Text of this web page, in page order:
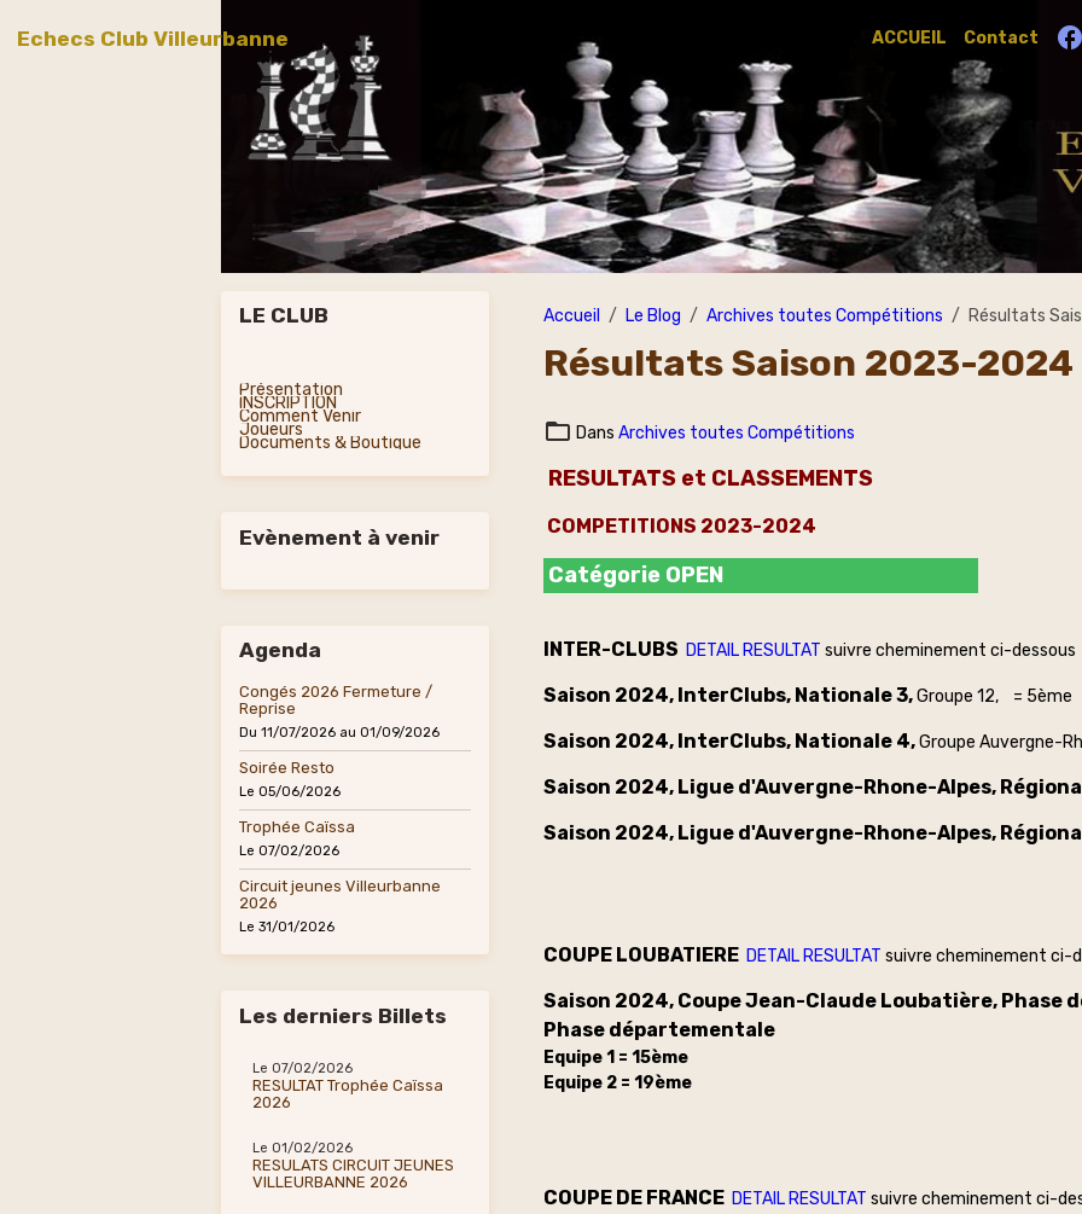
Echecs Club Villeurbanne ACCUEIL Contact
Accueil Le Blog Archives toutes Compétitions Résultats
Résultats Saison 2023-2024
Dans Archives toutes Compétitions
RESULTATS et CLASSEMENTS
COMPETITIONS 2023-2024
Catégorie OPEN
INTER-CLUBS DETAIL RESULTAT suivre cheminement ci-dessous
Saison 2024, InterClubs, Nationale 3,Groupe 12, = 5ème
Saison 2024, InterClubs, Nationale 4,Groupe Auvergne-
Saison 2024, Ligue d'Auvergne-Rhone-Alpes,
Saison 2024, Ligue d'Auvergne-Rhone-Alpes,
COUPE LOUBATIERE DETAIL RESULTAT suivre cheminement ci-
Saison 2024, Coupe Jean-Claude Loubatière, Phase
Phase départementale
Equipe 1 = 15ème
Equipe 2 = 19ème
COUPE DE FRANCE DETAIL RESULTAT suivre cheminement ci-
LE CLUB
Présentation
INSCRIPTION
Comment Venir
Joueurs
Documents & Boutique
Evènement à venir
Agenda
Congés 2026 Fermeture /
Reprise
Du 11/07/2026 au 01/09/2026
Soirée Resto
Le 05/06/2026
Trophée Caïssa
Le 07/02/2026
Circuit jeunes Villeurbanne
2026
Le 31/01/2026
Les derniers Billets
Le 07/02/2026
RESULTAT Trophée Caïssa
2026
Le 01/02/2026
RESULATS CIRCUIT JEUNES
VILLEURBANNE 2026